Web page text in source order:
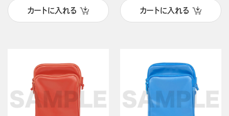
カートに入れる カートに入れる